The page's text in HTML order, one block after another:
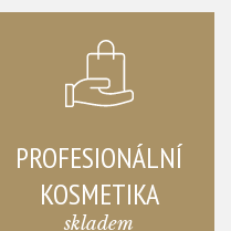
PROFESIONÁLNÍ
KOSMETIKA
skladem